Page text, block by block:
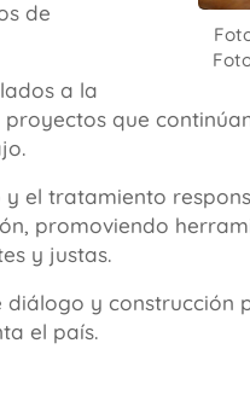
de
a la
que
el tratamiento
promoviendo
y justas.
y construcción
el país.